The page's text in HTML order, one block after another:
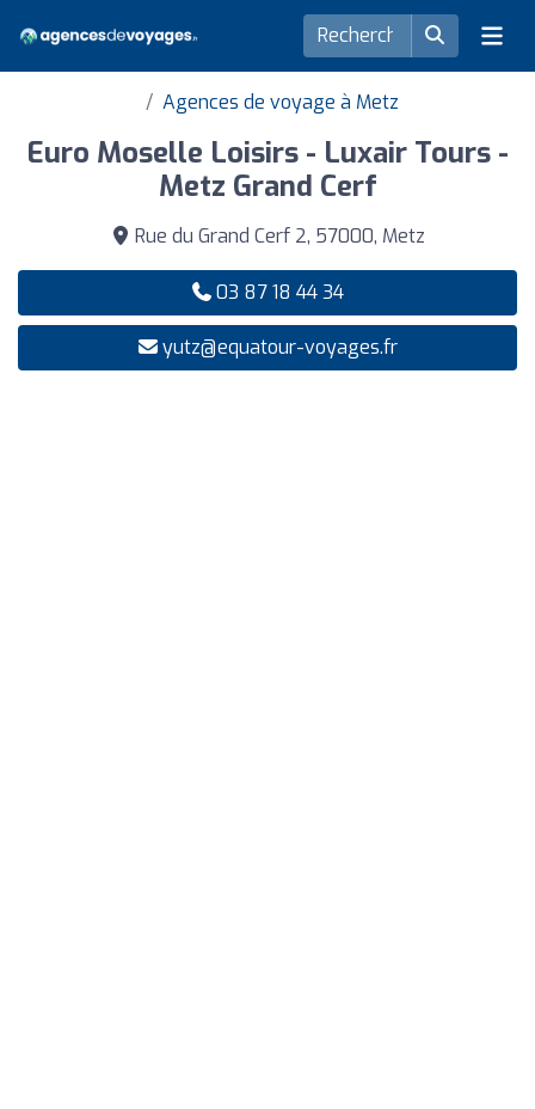
Agences de voyage à Metz
Euro Moselle Loisirs - Luxair Tours -
Metz Grand Cerf
Rue du Grand Cerf 2, 57000, Metz
03 87 18 44 34
yutz@equatour-voyages.fr